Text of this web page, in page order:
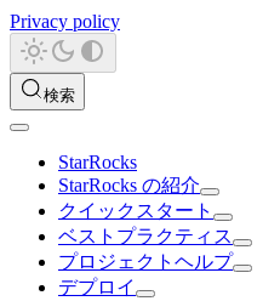
Privacy policy
検索
StarRocks
StarRocks の紹介
クイックスタート
ベストプラクティス
プロジェクトヘルプ
デプロイ